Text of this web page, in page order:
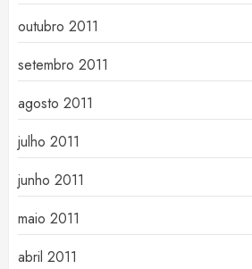
outubro 2011
setembro 2011
agosto 2011
julho 2011
junho 2011
maio 2011
abril 2011